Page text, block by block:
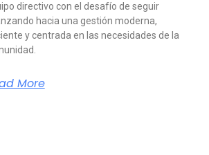
directivo con el desafío de seguir
hacia una gestión moderna,
y centrada en las necesidades de la
More